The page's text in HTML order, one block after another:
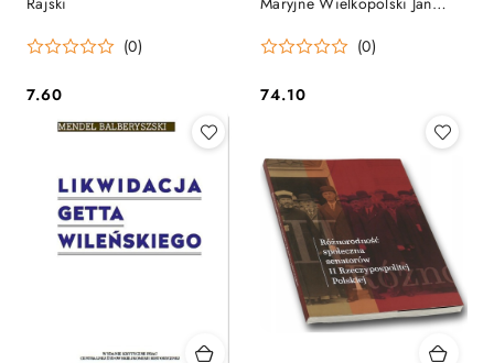
(0)
Cena:
7.60
(0)
Cena:
74.10